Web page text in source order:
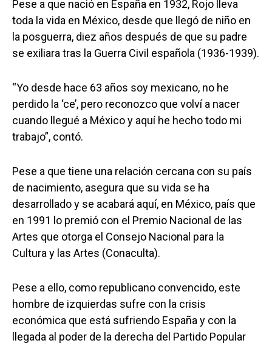
Pese a que nació en España en 1932, Rojo lleva
toda la vida en México, desde que llegó de niño en
la posguerra, diez años después de que su padre
se exiliara tras la Guerra Civil española (1936-1939).
“Yo desde hace 63 años soy mexicano, no he
perdido la ‘ce’, pero reconozco que volví a nacer
cuando llegué a México y aquí he hecho todo mi
trabajo”, contó.
Pese a que tiene una relación cercana con su país
de nacimiento, asegura que su vida se ha
desarrollado y se acabará aquí, en México, país que
en 1991 lo premió con el Premio Nacional de las
Artes que otorga el Consejo Nacional para la
Cultura y las Artes (Conaculta).
Pese a ello, como republicano convencido, este
hombre de izquierdas sufre con la crisis
económica que está sufriendo España y con la
llegada al poder de la derecha del Partido Popular